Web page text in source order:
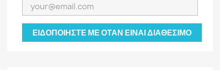
ΕΙΔΟΠΟΙΉΣΤΕ ΜΕ ΌΤΑΝ ΕΊΝΑΙ ΔΙΑΘΈΣΙΜΟ